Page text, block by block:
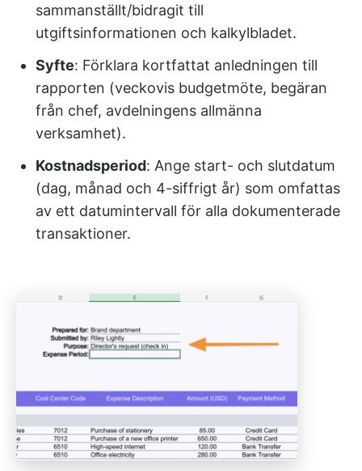
sammanställt/bidragit till
utgiftsinformationen och kalkylbladet.
Syfte: Förklara kortfattat anledningen till
rapporten (veckovis budgetmöte, begäran
från chef, avdelningens allmänna
verksamhet).
Kostnadsperiod: Ange start- och slutdatum
(dag, månad och 4-siffrigt år) som omfattas
av ett datumintervall för alla dokumenterade
transaktioner.